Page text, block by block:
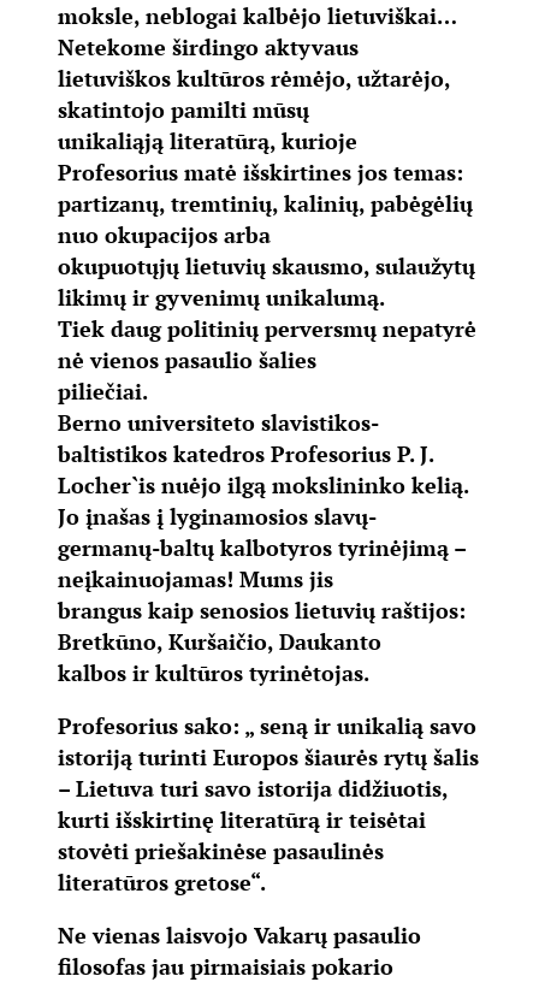
moksle, neblogai kalbėjo lietuviškai…
Netekome širdingo aktyvaus
lietuviškos kultūros rėmėjo, užtarėjo,
skatintojo pamilti mūsų
unikaliąją literatūrą, kurioje
Profesorius matė išskirtines jos temas:
partizanų, tremtinių, kalinių, pabėgėlių
nuo okupacijos arba
okupuotųjų lietuvių skausmo, sulaužytų
likimų ir gyvenimų unikalumą.
Tiek daug politinių perversmų nepatyrė
nė vienos pasaulio šalies
piliečiai.
Berno universiteto slavistikos-
baltistikos katedros Profesorius P. J.
Locher`is nuėjo ilgą mokslininko kelią.
Jo įnašas į lyginamosios slavų-
germanų-baltų kalbotyros tyrinėjimą –
neįkainuojamas! Mums jis
brangus kaip senosios lietuvių raštijos:
Bretkūno, Kuršaičio, Daukanto
kalbos ir kultūros tyrinėtojas.
Profesorius sako: „ seną ir unikalią savo
istoriją turinti Europos šiaurės rytų šalis
– Lietuva turi savo istorija didžiuotis,
kurti išskirtinę literatūrą ir teisėtai
stovėti priešakinėse pasaulinės
literatūros gretose“.
Ne vienas laisvojo Vakarų pasaulio
filosofas jau pirmaisiais pokario